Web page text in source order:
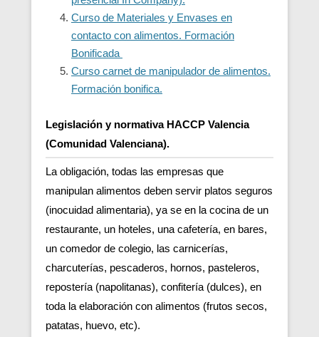
Curso de Materiales y Envases en
contacto con alimentos. Formación
Bonificada
Curso carnet de manipulador de alimentos.
Formación bonifica.
Legislación y normativa HACCP Valencia
(Comunidad Valenciana).
La obligación, todas las empresas que
manipulan alimentos deben servir platos seguros
(inocuidad alimentaria), ya se en la cocina de un
restaurante, un hoteles, una cafetería, en bares,
un comedor de colegio, las carnicerías,
charcuterías, pescaderos, hornos, pasteleros,
repostería (napolitanas), confitería (dulces), en
toda la elaboración con alimentos (frutos secos,
patatas, huevo, etc).